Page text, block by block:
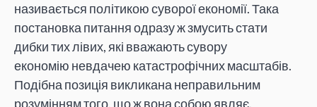
називається політикою суворої економії. Така
постановка питання одразу ж змусить стати
дибки тих лівих, які вважають сувору
економію невдачею катастрофічних масштабів.
Подібна позиція викликана неправильним
розумінням того, що ж вона собою являє.